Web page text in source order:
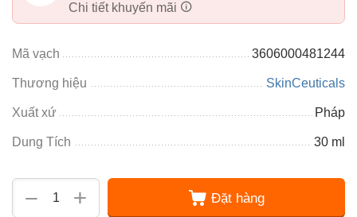
Chi tiết khuyến mãi
Mã vạch 3606000481244
Thương hiệu SkinCeuticals
Xuất xứ Pháp
Dung Tích 30 ml
+
− Đặt hàng